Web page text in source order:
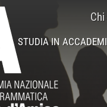
STUDIA IN